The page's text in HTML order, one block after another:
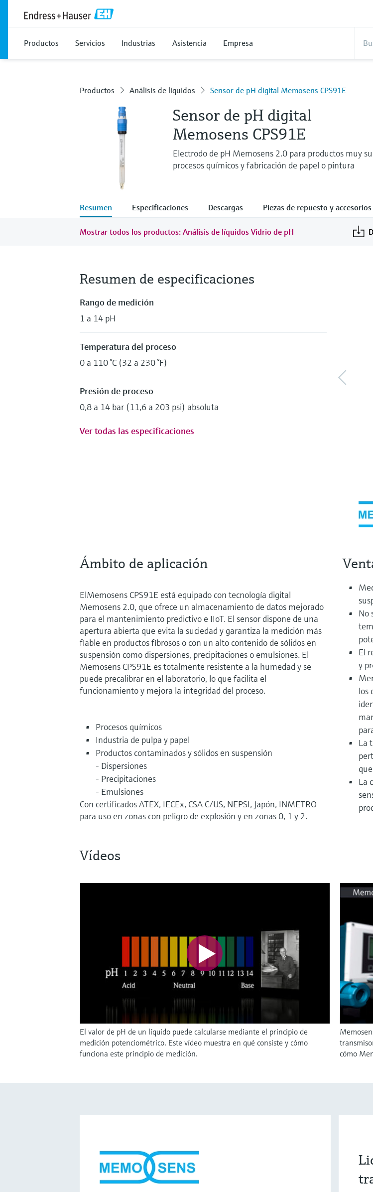
Productos Servicios Industrias Asistencia Empresa
Productos Análisis de líquidos Sensor de pH digital Memosens CPS91E
Sensor de pH digital
Memosens CPS91E
Electrodo de pH Memosens 2.0 para productos muy
procesos químicos y fabricación de papel o pintura
Resumen Especificaciones Descargas Piezas de repuesto y accesorios
Mostrar todos los productos: Análisis de líquidos Vidrio de pH
Resumen de especificaciones
Rango de medición
1 a 14 pH
Temperatura del proceso
0 a 110 °C (32 a 230 °F)
Presión de proceso
0,8 a 14 bar (11,6 a 203 psi) absoluta
Ver todas las especificaciones
Ámbito de aplicación
ElMemosens CPS91E está equipado con tecnología digital
Memosens 2.0, que ofrece un almacenamiento de datos mejorado
para el mantenimiento predictivo e IIoT. El sensor dispone de una
apertura abierta que evita la suciedad y garantiza la medición más
fiable en productos fibrosos o con un alto contenido de sólidos en
suspensión como dispersiones, precipitaciones o emulsiones. El
Memosens CPS91E es totalmente resistente a la humedad y se
puede precalibrar en el laboratorio, lo que facilita el
funcionamiento y mejora la integridad del proceso.
Procesos químicos
Industria de pulpa y papel
Productos contaminados y sólidos en suspensión
- Dispersiones
- Precipitaciones
- Emulsiones
Con certificados ATEX, IECEx, CSA C/US, NEPSI, Japón, INMETRO
para uso en zonas con peligro de explosión y en zonas 0, 1 y 2.
No
El
y
los
La
La
Vídeos
El valor de pH de un líquido puede calcularse mediante el principio de
medición potenciométrico. Este vídeo muestra en qué consiste y cómo
funciona este principio de medición.
cómo